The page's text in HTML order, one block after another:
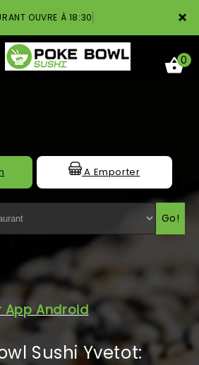
×
OUVRE À 18:30
0
A Emporter
Go!
App Android
Sushi Yvetot: